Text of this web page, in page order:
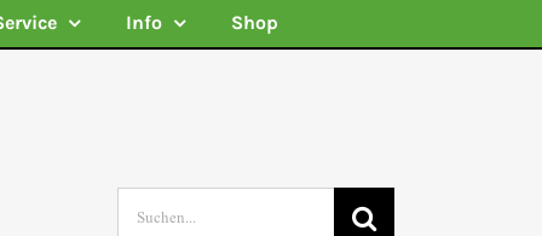
Info Shop
Suche